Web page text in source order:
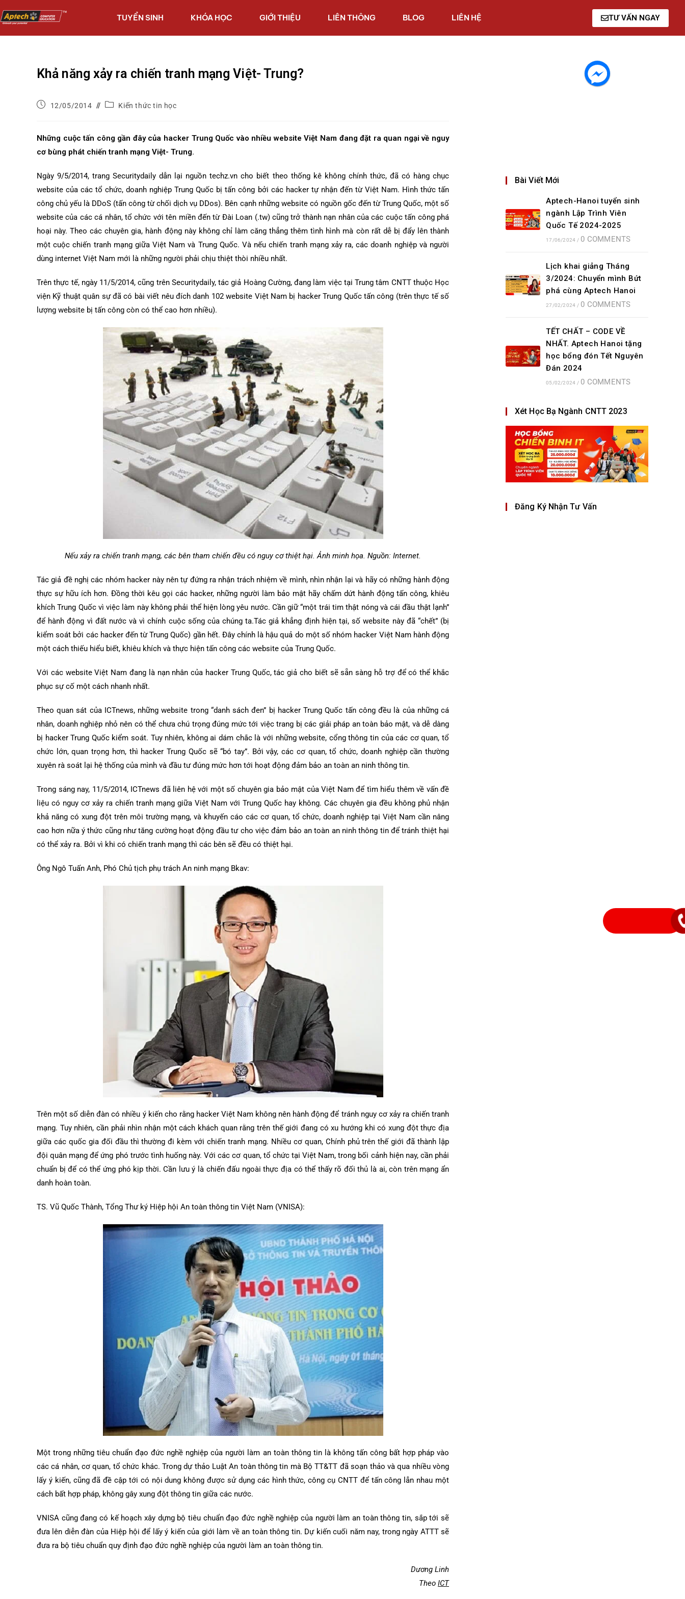
TUYỂN SINH KHÓA HỌC GIỚI THIỆU LIÊN THÔNG BLOG LIÊN HỆ TƯ VẤN NGAY
Khả năng xảy ra chiến tranh mạng Việt- Trung?
12/05/2014 Kiến thức tin học
Những cuộc tấn công gần đây của hacker Trung Quốc vào nhiều website Việt Nam đang đặt ra quan ngại về nguy
cơ bùng phát chiến tranh mạng Việt- Trung.
Ngày 9/5/2014, trang Securitydaily dẫn lại nguồn techz.vn cho biết theo thống kê không chính thức, đã có hàng chục
website của các tổ chức, doanh nghiệp Trung Quốc bị tấn công bởi các hacker tự nhận đến từ Việt Nam. Hình thức tấn
công chủ yếu là DDoS (tấn công từ chối dịch vụ DDos). Bên cạnh những website có nguồn gốc đến từ Trung Quốc, một số
website của các cá nhân, tổ chức với tên miền đến từ Đài Loan (.tw) cũng trở thành nạn nhân của các cuộc tấn công phá
hoại này. Theo các chuyên gia, hành động này không chỉ làm căng thẳng thêm tình hình mà còn rất dễ bị đẩy lên thành
một cuộc chiến tranh mạng giữa Việt Nam và Trung Quốc. Và nếu chiến tranh mạng xảy ra, các doanh nghiệp và người
dùng internet Việt Nam mới là những người phải chịu thiệt thòi nhiều nhất.
Trên thực tế, ngày 11/5/2014, cũng trên Securitydaily, tác giả Hoàng Cường, đang làm việc tại Trung tâm CNTT thuộc Học
viện Kỹ thuật quân sự đã có bài viết nêu đích danh 102 website Việt Nam bị hacker Trung Quốc tấn công (trên thực tế số
lượng website bị tấn công còn có thể cao hơn nhiều).
Nếu xảy ra chiến tranh mạng, các bên tham chiến đều có nguy cơ thiệt hại. Ảnh minh họa. Nguồn: Internet.
Tác giả đề nghị các nhóm hacker này nên tự đứng ra nhận trách nhiệm về mình, nhìn nhận lại và hãy có những hành động
thực sự hữu ích hơn. Đồng thời kêu gọi các hacker, những người làm bảo mật hãy chấm dứt hành động tấn công, khiêu
khích Trung Quốc vì việc làm này không phải thể hiện lòng yêu nước. Cần giữ “một trái tim thật nóng và cái đầu thật lạnh”
để hành động vì đất nước và vì chính cuộc sống của chúng ta.Tác giả khẳng định hiện tại, số website này đã “chết” (bị
kiểm soát bởi các hacker đến từ Trung Quốc) gần hết. Đây chính là hậu quả do một số nhóm hacker Việt Nam hành động
một cách thiếu hiểu biết, khiêu khích và thực hiện tấn công các website của Trung Quốc.
Với các website Việt Nam đang là nạn nhân của hacker Trung Quốc, tác giả cho biết sẽ sẵn sàng hỗ trợ để có thể khắc
phục sự cố một cách nhanh nhất.
Theo quan sát của ICTnews, những website trong “danh sách đen” bị hacker Trung Quốc tấn công đều là của những cá
nhân, doanh nghiệp nhỏ nên có thể chưa chú trọng đúng mức tới việc trang bị các giải pháp an toàn bảo mật, và dễ dàng
bị hacker Trung Quốc kiểm soát. Tuy nhiên, không ai dám chắc là với những website, cổng thông tin của các cơ quan, tổ
chức lớn, quan trọng hơn, thì hacker Trung Quốc sẽ “bó tay”. Bởi vậy, các cơ quan, tổ chức, doanh nghiệp cần thường
xuyên rà soát lại hệ thống của mình và đầu tư đúng mức hơn tới hoạt động đảm bảo an toàn an ninh thông tin.
Trong sáng nay, 11/5/2014, ICTnews đã liên hệ với một số chuyên gia bảo mật của Việt Nam để tìm hiểu thêm về vấn đề
liệu có nguy cơ xảy ra chiến tranh mạng giữa Việt Nam với Trung Quốc hay không. Các chuyên gia đều không phủ nhận
khả năng có xung đột trên môi trường mạng, và khuyến cáo các cơ quan, tổ chức, doanh nghiệp tại Việt Nam cần nâng
cao hơn nữa ý thức cũng như tăng cường hoạt động đầu tư cho việc đảm bảo an toàn an ninh thông tin để tránh thiệt hại
có thể xảy ra. Bởi vì khi có chiến tranh mạng thì các bên sẽ đều có thiệt hại.
Ông Ngô Tuấn Anh, Phó Chủ tịch phụ trách An ninh mạng Bkav:
Trên một số diễn đàn có nhiều ý kiến cho rằng hacker Việt Nam không nên hành động để tránh nguy cơ xảy ra chiến tranh
mạng. Tuy nhiên, cần phải nhìn nhận một cách khách quan rằng trên thế giới đang có xu hướng khi có xung đột thực địa
giữa các quốc gia đối đầu thì thường đi kèm với chiến tranh mạng. Nhiều cơ quan, Chính phủ trên thế giới đã thành lập
đội quân mạng để ứng phó trước tình huống này. Với các cơ quan, tổ chức tại Việt Nam, trong bối cảnh hiện nay, cần phải
chuẩn bị để có thể ứng phó kịp thời. Cần lưu ý là chiến đấu ngoài thực địa có thể thấy rõ đối thủ là ai, còn trên mạng ẩn
danh hoàn toàn.
TS. Vũ Quốc Thành, Tổng Thư ký Hiệp hội An toàn thông tin Việt Nam (VNISA):
Một trong những tiêu chuẩn đạo đức nghề nghiệp của người làm an toàn thông tin là không tấn công bất hợp pháp vào
các cá nhân, cơ quan, tổ chức khác. Trong dự thảo Luật An toàn thông tin mà Bộ TT&TT đã soạn thảo và qua nhiều vòng
lấy ý kiến, cũng đã đề cập tới có nội dung không được sử dụng các hình thức, công cụ CNTT để tấn công lẫn nhau một
cách bất hợp pháp, không gây xung đột thông tin giữa các nước.
VNISA cũng đang có kế hoạch xây dựng bộ tiêu chuẩn đạo đức nghề nghiệp của người làm an toàn thông tin, sắp tới sẽ
đưa lên diễn đàn của Hiệp hội để lấy ý kiến của giới làm về an toàn thông tin. Dự kiến cuối năm nay, trong ngày ATTT sẽ
đưa ra bộ tiêu chuẩn quy định đạo đức nghề nghiệp của người làm an toàn thông tin.
Dương Linh
Theo ICT
Bài Viết Mới
Aptech-Hanoi tuyển sinh
ngành Lập Trình Viên
Quốc Tế 2024-2025
17/06/2024 / 0 COMMENTS
Lịch khai giảng Tháng
3/2024: Chuyển mình Bứt
phá cùng Aptech Hanoi
27/02/2024 / 0 COMMENTS
TẾT CHẤT – CODE VỀ
NHẤT. Aptech Hanoi tặng
học bổng đón Tết Nguyên
Đán 2024
05/02/2024 / 0 COMMENTS
Xét Học Bạ Ngành CNTT 2023
Đăng Ký Nhận Tư Vấn